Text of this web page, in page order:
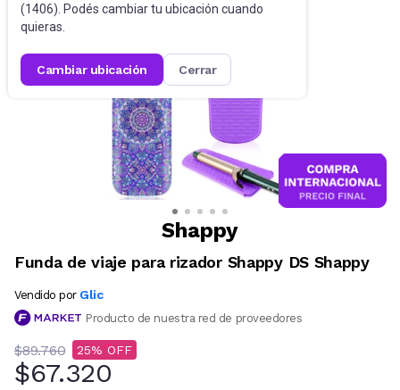
(1406). Podés cambiar tu ubicación cuando
quieras.
cambiar ubicación cerrar
Shappy
Funda de viaje para rizador Shappy DS Shappy
Vendido por Glic
Producto de nuestra red de proveedores
$89.760 25
$67.320